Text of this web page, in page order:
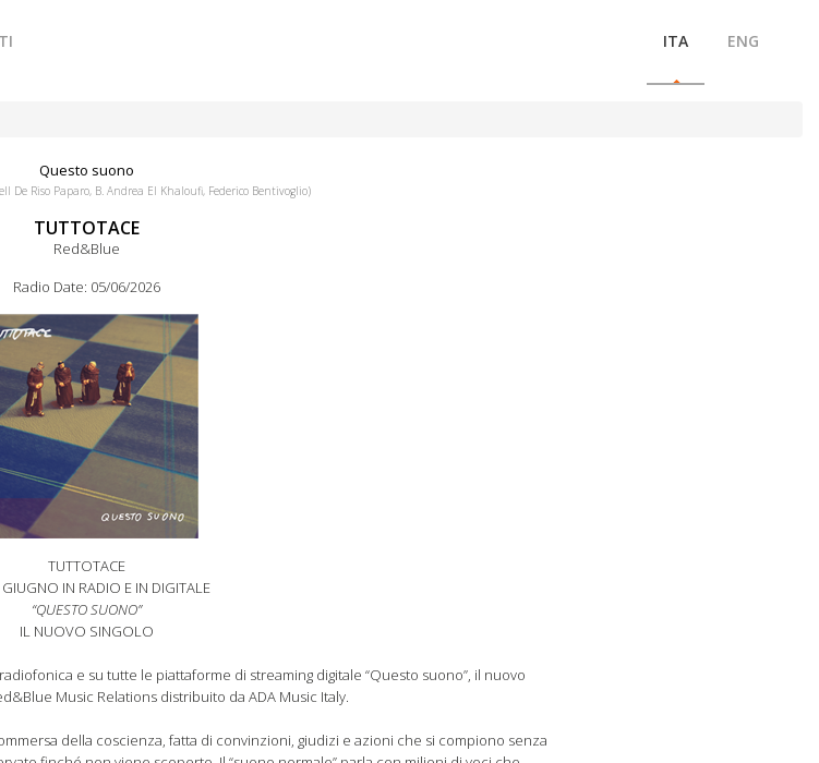
ITA ENG
Questo suono
De Riso Paparo, B. Andrea El Khaloufi, Federico Bentivoglio)
TUTTOTACE
Red&Blue
Radio Date: 05/06/2026
TUTTOTACE
IN RADIO E IN DIGITALE
“QUESTO SUONO”
IL NUOVO SINGOLO
e su tutte le piattaforme di streaming digitale “Questo suono”, il nuovo
Music Relations distribuito da ADA Music Italy.
della coscienza, fatta di convinzioni, giudizi e azioni che si compiono senza